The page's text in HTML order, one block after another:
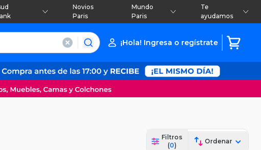
Novios
Paris
Mundo
Paris
Te
ayudamos
¡Hola! Ingresa o regístrate
Filtros
(0)
Ordenar